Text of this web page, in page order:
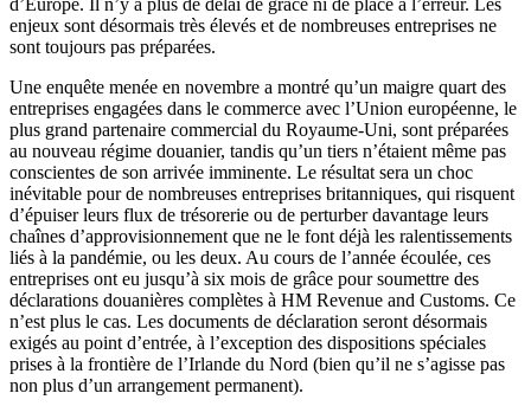
d’Europe. Il n’y a plus de délai de grâce ni de place à l’erreur. Les
enjeux sont désormais très élevés et de nombreuses entreprises ne
sont toujours pas préparées.
Une enquête menée en novembre a montré qu’un maigre quart des
entreprises engagées dans le commerce avec l’Union européenne, le
plus grand partenaire commercial du Royaume-Uni, sont préparées
au nouveau régime douanier, tandis qu’un tiers n’étaient même pas
conscientes de son arrivée imminente. Le résultat sera un choc
inévitable pour de nombreuses entreprises britanniques, qui risquent
d’épuiser leurs flux de trésorerie ou de perturber davantage leurs
chaînes d’approvisionnement que ne le font déjà les ralentissements
liés à la pandémie, ou les deux. Au cours de l’année écoulée, ces
entreprises ont eu jusqu’à six mois de grâce pour soumettre des
déclarations douanières complètes à HM Revenue and Customs. Ce
n’est plus le cas. Les documents de déclaration seront désormais
exigés au point d’entrée, à l’exception des dispositions spéciales
prises à la frontière de l’Irlande du Nord (bien qu’il ne s’agisse pas
non plus d’un arrangement permanent).